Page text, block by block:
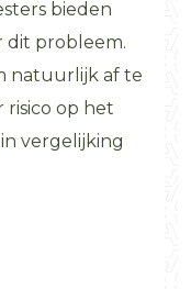
bieden
dit probleem.
natuurlijk af te
risico op het
vergelijking